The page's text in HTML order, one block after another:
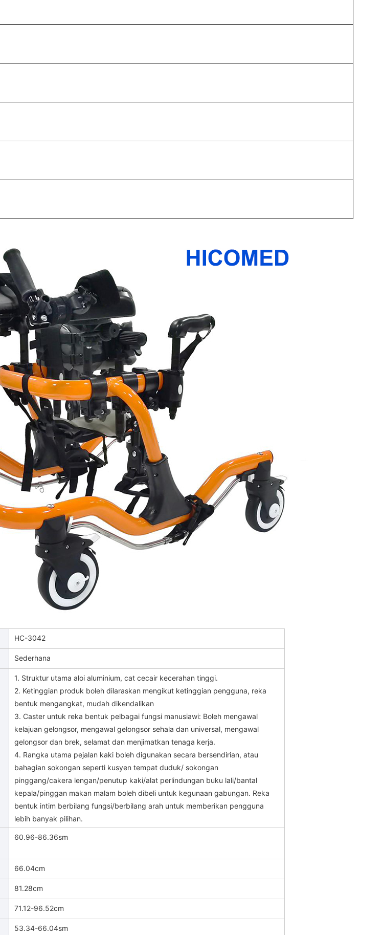
HC-3042
Sederhana
1. Struktur utama aloi aluminium, cat cecair kecerahan tinggi.
2. Ketinggian produk boleh dilaraskan mengikut ketinggian pengguna, reka
bentuk mengangkat, mudah dikendalikan
3. Caster untuk reka bentuk pelbagai fungsi manusiawi: Boleh mengawal
kelajuan gelongsor, mengawal gelongsor sehala dan universal, mengawal
gelongsor dan brek, selamat dan menjimatkan tenaga kerja.
4. Rangka utama pejalan kaki boleh digunakan secara bersendirian, atau
bahagian sokongan seperti kusyen tempat duduk/ sokongan
pinggang/cakera lengan/penutup kaki/alat perlindungan buku lali/bantal
kepala/pinggan makan malam boleh dibeli untuk kegunaan gabungan. Reka
bentuk intim berbilang fungsi/berbilang arah untuk memberikan pengguna
lebih banyak pilihan.
60.96-86.36sm
66.04cm
81.28cm
71.12-96.52cm
53.34-66.04sm